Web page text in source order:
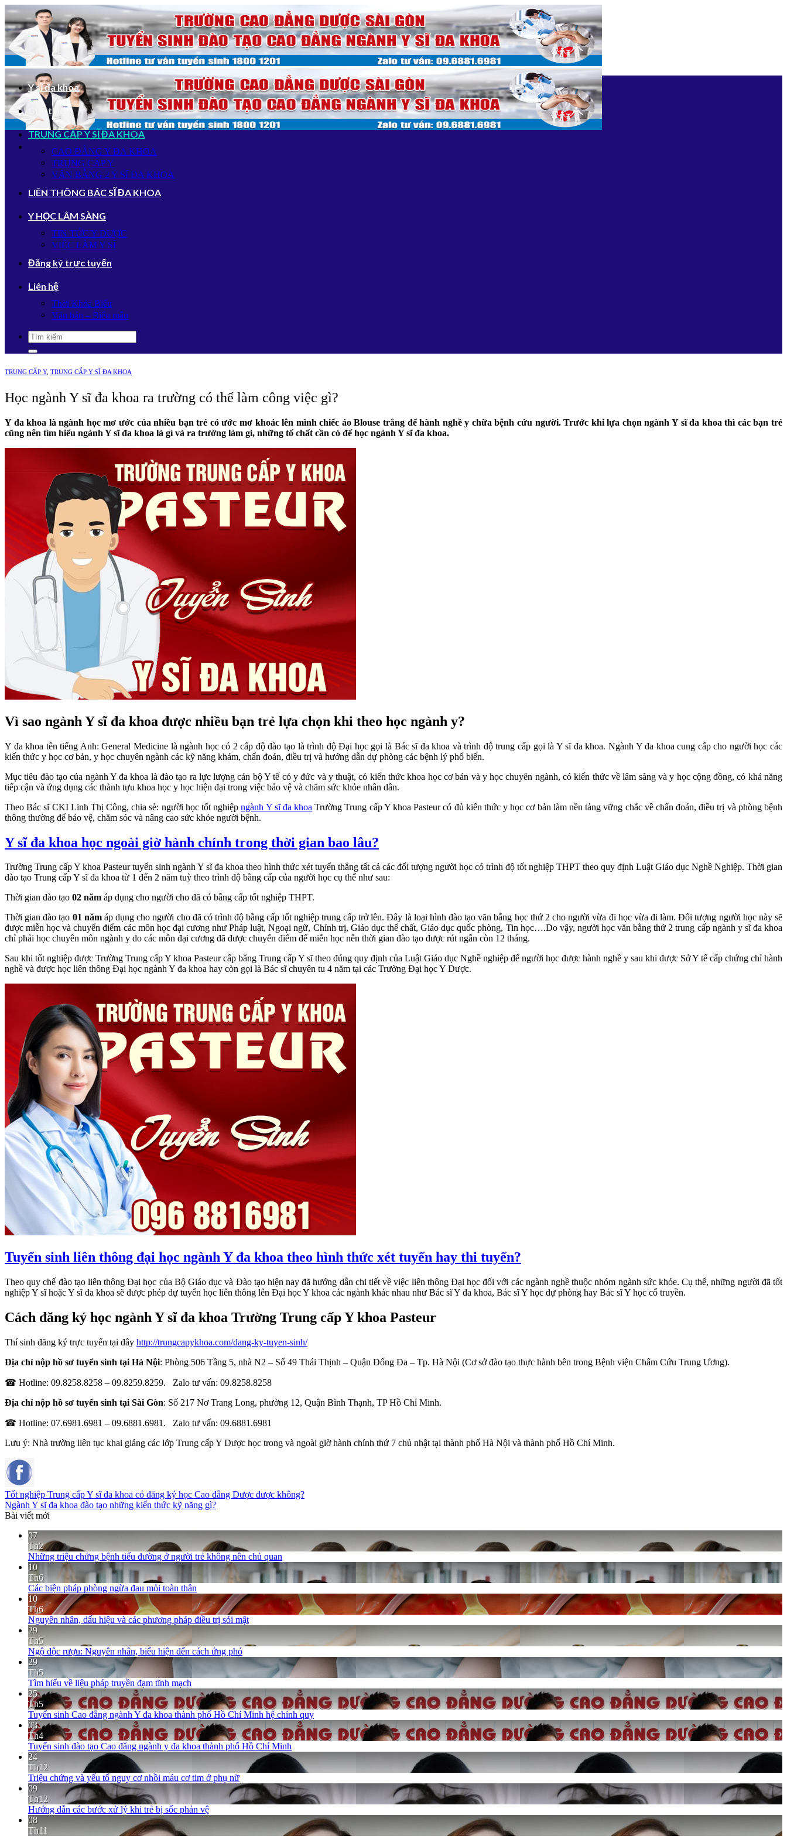
Bỏ
qua
nội
dung
Y sĩ đa khoa
Giới thiệu
TRUNG CẤP Y SĨ ĐA KHOA
CAO ĐẲNG Y ĐA KHOA
TRUNG CẤP Y
VĂN BẰNG 2 Y SĨ ĐA KHOA
LIÊN THÔNG BÁC SĨ ĐA KHOA
Y HỌC LÂM SÀNG
TIN TỨC Y DƯỢC
VIỆC LÀM Y SĨ
Đăng ký trực tuyến
Liên hệ
Thời Khóa Biểu
Văn bản – Biểu mẫu
TRUNG CẤP Y, TRUNG CẤP Y SĨ ĐA KHOA
Học ngành Y sĩ đa khoa ra trường có thể làm công việc gì?
Y đa khoa là ngành học mơ ước của nhiều bạn trẻ có ước mơ khoác lên mình chiếc áo Blouse trắng để hành nghề y chữa bệnh cứu người. Trước khi lựa chọn ngành Y sĩ đa khoa thì các bạn trẻ
cũng nên tìm hiểu ngành Y sĩ đa khoa là gì và ra trường làm gì, những tố chất cần có để học ngành Y sĩ đa khoa.
Vì sao ngành Y sĩ đa khoa được nhiều bạn trẻ lựa chọn khi theo học ngành y?
Y đa khoa tên tiếng Anh: General Medicine là ngành học có 2 cấp độ đào tạo là trình độ Đại học gọi là Bác sĩ đa khoa và trình độ trung cấp gọi là Y sĩ đa khoa. Ngành Y đa khoa cung cấp cho người học các
kiến thức y học cơ bản, y học chuyên ngành các kỹ năng khám, chẩn đoán, điều trị và hướng dẫn dự phòng các bệnh lý phổ biến.
Mục tiêu đào tạo của ngành Y đa khoa là đào tạo ra lực lượng cán bộ Y tế có y đức và y thuật, có kiến thức khoa học cơ bản và y học chuyên ngành, có kiến thức về lâm sàng và y học cộng đồng, có khả năng
tiếp cận và ứng dụng các thành tựu khoa học y học hiện đại trong việc bảo vệ và chăm sức khỏe nhân dân.
Theo Bác sĩ CKI Linh Thị Công, chia sẻ: người học tốt nghiệpngành Y sĩ đa khoa Trường Trung cấp Y khoa Pasteur có đủ kiến thức y học cơ bản làm nền tảng vững chắc về chẩn đoán, điều trị và phòng bệnh
thông thường để bảo vệ, chăm sóc và nâng cao sức khỏe người bệnh.
Y sĩ đa khoa học ngoài giờ hành chính trong thời gian bao lâu?
Trường Trung cấp Y khoa Pasteur tuyển sinh ngành Y sĩ đa khoa theo hình thức xét tuyển thẳng tất cả các đối tượng người học có trình độ tốt nghiệp THPT theo quy định Luật Giáo dục Nghề Nghiệp. Thời gian
đào tạo Trung cấp Y sĩ đa khoa từ 1 đến 2 năm tuỳ theo trình độ bằng cấp của người học cụ thể như sau:
Thời gian đào tạo 02 năm áp dụng cho người cho đã có bằng cấp tốt nghiệp THPT.
Thời gian đào tạo 01 nămáp dụng cho người cho đã có trình độ bằng cấp tốt nghiệp trung cấp trở lên. Đây là loại hình đào tạo văn bằng học thứ 2 cho người vừa đi học vừa đi làm. Đối tượng người học này sẽ
được miễn học và chuyển điểm các môn học đại cương như Pháp luật, Ngoại ngữ, Chính trị, Giáo dục thể chất, Giáo dục quốc phòng, Tin học….Do vậy, người học văn bằng thứ 2 trung cấp ngành y sĩ đa khoa
chỉ phải học chuyên môn ngành y do các môn đại cương đã được chuyển điểm để miễn học nên thời gian đào tạo được rút ngắn còn 12 tháng.
Sau khi tốt nghiệp được Trường Trung cấp Y khoa Pasteur cấp bằng Trung cấp Y sĩ theo đúng quy định của Luật Giáo dục Nghề nghiệp để người học được hành nghề y sau khi được Sở Y tế cấp chứng chỉ hành
nghề và được học liên thông Đại học ngành Y đa khoa hay còn gọi là Bác sĩ chuyên tu 4 năm tại các Trường Đại học Y Dược.
Tuyển sinh liên thông đại học ngành Y đa khoa theo hình thức xét tuyển hay thi tuyển?
Theo quy chế đào tạo liên thông Đại học của Bộ Giáo dục và Đào tạo hiện nay đã hướng dẫn chi tiết về việc liên thông Đại học đối với các ngành nghề thuộc nhóm ngành sức khỏe. Cụ thể, những người đã tốt
nghiệp Y sĩ hoặc Y sĩ đa khoa sẽ được phép dự tuyển học liên thông lên Đại học Y khoa các ngành khác nhau như Bác sĩ Y đa khoa, Bác sĩ Y học dự phòng hay Bác sĩ Y học cổ truyền.
Cách đăng ký học ngành Y sĩ đa khoa Trường Trung cấp Y khoa Pasteur
Thí sinh đăng ký trực tuyến tại đây http://trungcapykhoa.com/dang-ky-tuyen-sinh/
Địa chỉ nộp hồ sơ tuyển sinh tại Hà Nội: Phòng 506 Tầng 5, nhà N2 – Số 49 Thái Thịnh – Quận Đống Đa – Tp. Hà Nội (Cơ sở đào tạo thực hành bên trong Bệnh viện Châm Cứu Trung Ương).
☎ Hotline: 09.8258.8258 – 09.8259.8259. Zalo tư vấn: 09.8258.8258
Địa chỉ nộp hồ sơ tuyển sinh tại Sài Gòn: Số 217 Nơ Trang Long, phường 12, Quận Bình Thạnh, TP Hồ Chí Minh.
☎ Hotline: 07.6981.6981 – 09.6881.6981. Zalo tư vấn: 09.6881.6981
Lưu ý: Nhà trường liên tục khai giảng các lớp Trung cấp Y Dược học trong và ngoài giờ hành chính thứ 7 chủ nhật tại thành phố Hà Nội và thành phố Hồ Chí Minh.
Tốt nghiệp Trung cấp Y sĩ đa khoa có đăng ký học Cao đẳng Dược được không?
Ngành Y sĩ đa khoa đào tạo những kiến thức kỹ năng gì?
Bài viết mới
07
Th2
Những triệu chứng bệnh tiểu đường ở người trẻ không nên chủ quan
10
Th6
Các biện pháp phòng ngừa đau mỏi toàn thân
10
Th6
Nguyên nhân, dấu hiệu và các phương pháp điều trị sỏi mật
29
Th5
Ngộ độc rượu: Nguyên nhân, biểu hiện đến cách ứng phó
29
Th5
Tìm hiểu về liệu pháp truyền đạm tĩnh mạch
25
Th5
Tuyển sinh Cao đẳng ngành Y đa khoa thành phố Hồ Chí Minh hệ chính quy
03
Th4
Tuyển sinh đào tạo Cao đẳng ngành y đa khoa thành phố Hồ Chí Minh
24
Th12
Triệu chứng và yếu tố nguy cơ nhồi máu cơ tim ở phụ nữ
09
Th12
Hướng dẫn các bước xử lý khi trẻ bị sốc phản vệ
08
Th11